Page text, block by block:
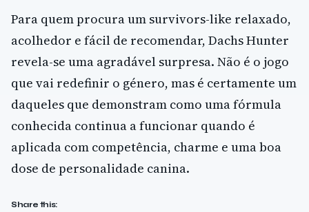
Para quem procura um survivors-like relaxado,
acolhedor e fácil de recomendar, Dachs Hunter
revela-se uma agradável surpresa. Não é o jogo
que vai redefinir o género, mas é certamente um
daqueles que demonstram como uma fórmula
conhecida continua a funcionar quando é
aplicada com competência, charme e uma boa
dose de personalidade canina.
Share this: